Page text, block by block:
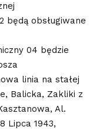
będą obsługiwane
04 będzie
linia na stałej
Balicka, Zakliki z
Al.
Lipca 1943,